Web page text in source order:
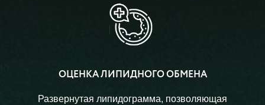
ОЦЕНКА ЛИПИДНОГО ОБМЕНА
Развернутая липидограмма, позволяющая